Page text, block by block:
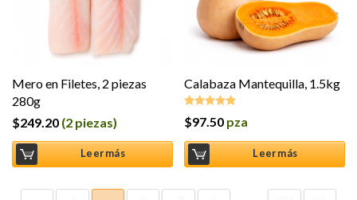
Mero en Filetes, 2 piezas
280g
$249.20 (2 piezas)
Leer más
Calabaza Mantequilla, 1.5kg
Valorado en
$97.50 pza
Leer más